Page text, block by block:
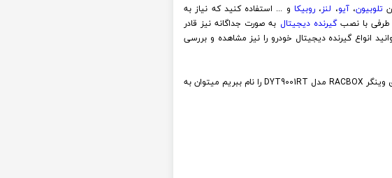
تلوبیون،آیو، لنز، روبیکاو ... استفاده کنید که نیاز به
طرفی با نصبگیرنده دیجیتال به صورت جداگانه نیز قادر
انواع گیرنده دیجیتال خودرو را نیز مشاهده و بررسی
اگر بخواهیم ورودی و خروجی های مانیتور فابریک اندروید سورنتو ایکس ام SORENTO XM برند وینکا سری وینگر RACBOX مدل DYT9001RT را نام ببریم میتوان به